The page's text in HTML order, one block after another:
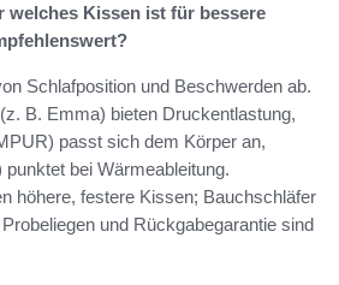
welches Kissen ist für bessere
Schlafposition und Beschwerden ab.
B. Emma) bieten Druckentlastung,
passt sich dem Körper an,
bei Wärmeableitung.
höhere, festere Kissen; Bauchschläfer
und Rückgabegarantie sind